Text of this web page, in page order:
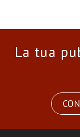
La tua